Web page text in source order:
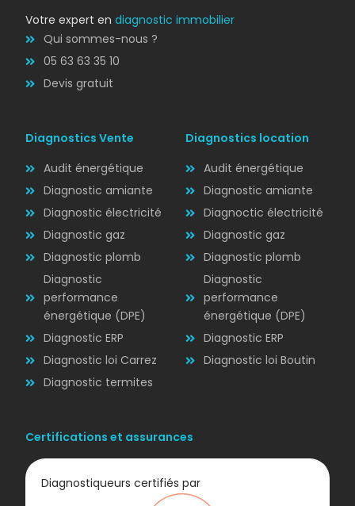
Diagnostic
ÉLECTRICITÉ
Votre expert endiagnostic immobilier
Qui sommes-nous ?
05 63 63 35 10
Devis gratuit
Diagnostics Vente
Audit énergétique
Diagnostic amiante
Diagnostic électricité
Diagnostic gaz
Diagnostic plomb
Diagnostic
performance
énergétique (DPE)
Diagnostic ERP
Diagnostic loi Carrez
Diagnostic termites
Diagnostics location
Audit énergétique
Diagnostic amiante
Diagnoctic électricité
Diagnostic gaz
Diagnostic plomb
Diagnostic
performance
énergétique (DPE)
Diagnostic ERP
Diagnostic loi Boutin
Certifications et assurances
Diagnostiqueurs certifiés par